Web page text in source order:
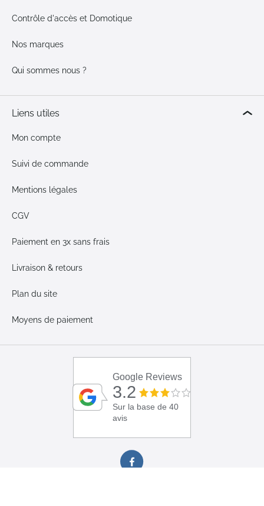
Contrôle d'accès et Domotique
Nos marques
Qui sommes nous ?
Liens utiles
Mon compte
Suivi de commande
Mentions légales
CGV
Paiement en 3x sans frais
Livraison & retours
Plan du site
Moyens de paiement
Google Reviews
3.2
Sur la base de 40
avis